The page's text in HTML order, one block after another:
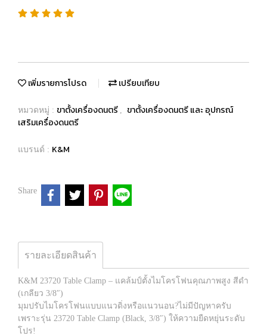
เพิ่มรายการโปรด เปรียบเทียบ
หมวดหมู่ : ขาตั้งเครื่องดนตรี ,
ขาตั้งเครื่องดนตรี และ อุปกรณ์
เสริมเครื่องดนตรี
แบรนด์ : K&M
Share
รายละเอียดสินค้า
K&M 23720 Table Clamp – แคล้มป์ตั้งไมโครโฟนคุณภาพสูง สีดำ
(เกลียว 3/8″)
มุมปรับไมโครโฟนแบบแนวดิ่งหรือแนวนอน?ไม่มีปัญหาครับ
เพราะรุ่น 23720 Table Clamp (Black, 3/8″) ให้ความยืดหยุ่นระดับ
โปร!